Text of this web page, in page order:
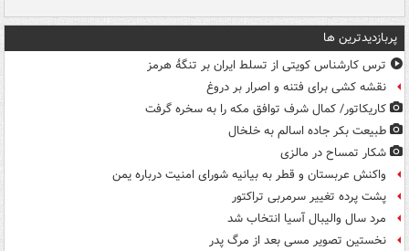
پربازدیدترین ها
ترس کارشناس کویتی از تسلط ایران بر تنگۀ هرمز
نقشه کشی برای فتنه و اصرار بر دروغ
کاریکاتور/ کمال شرف توافق مکه را به سخره گرفت
طبیعت بکر جاده اسالم به خلخال
شکار تمساح در مالزی
واکنش عربستان و قطر به بیانیه شورای امنیت درباره یمن
پشت پرده تغییر سرمربی تراکتور
مرد سال والیبال آسیا انتخاب شد
نخستین تصویر مسی بعد از مرگ پدر